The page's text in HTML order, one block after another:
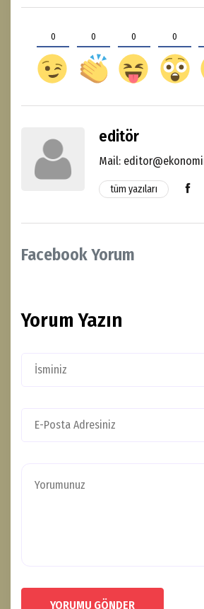
0 0 0 0
editör
Mail:
tüm yazıları
Facebook Yorum
Yorum Yazın
YORUMU GÖNDER